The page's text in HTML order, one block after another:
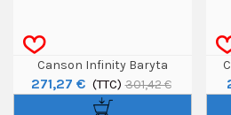
Canson Infinity Baryta
Photographique II Rouleau 36"
/ 12m
271,27 € (TTC) 301,42 €